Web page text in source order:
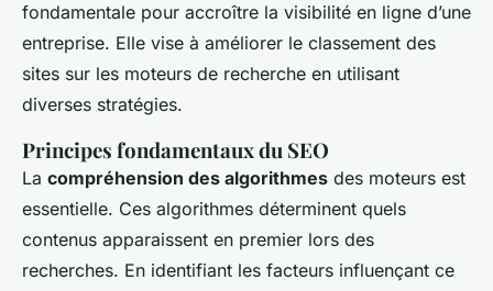
fondamentale pour accroître la visibilité en ligne d’une
entreprise. Elle vise à améliorer le classement des
sites sur les moteurs de recherche en utilisant
diverses stratégies.
Principes fondamentaux du SEO
La compréhension des algorithmes des moteurs est
essentielle. Ces algorithmes déterminent quels
contenus apparaissent en premier lors des
recherches. En identifiant les facteurs influençant ce